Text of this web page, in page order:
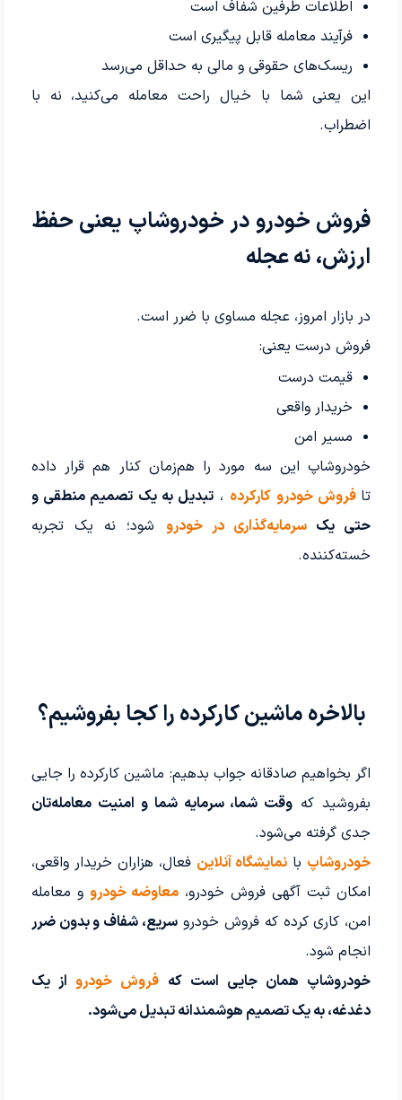
اطلاعات طرفین شفاف است
فرآیند معامله قابل پیگیری است
ریسک‌های حقوقی و مالی به حداقل می‌رسد
این یعنی شما با خیال راحت معامله می‌کنید، نه با
اضطراب.
فروش خودرو در خودروشاپ یعنی حفظ
ارزش، نه عجله
در بازار امروز، عجله مساوی با ضرر است.
فروش درست یعنی:
قیمت درست
خریدار واقعی
مسیر امن
خودروشاپ این سه مورد را هم‌زمان کنار هم قرار داده
تا فروش خودرو کارکرده ، تبدیل به یک تصمیم منطقی و
حتی یکسرمایه‌گذاری در خودرو شود؛ نه یک تجربه
خسته‌کننده.
بالاخره ماشین کارکرده را کجا بفروشیم؟
اگر بخواهیم صادقانه جواب بدهیم: ماشین کارکرده را جایی
بفروشید که وقت شما، سرمایه شما و امنیت معامله‌تان
جدی گرفته می‌شود.
خودروشاپ با نمایشگاه آنلاین فعال، هزاران خریدار واقعی،
امکان ثبت آگهی فروش خودرو،معاوضه خودرو و معامله
امن، کاری کرده که فروش خودرو سریع، شفاف و بدون ضرر
انجام شود.
خودروشاپ همان جایی است که فروش خودرواز یک
دغدغه، به یک تصمیم هوشمندانه تبدیل می‌شود.